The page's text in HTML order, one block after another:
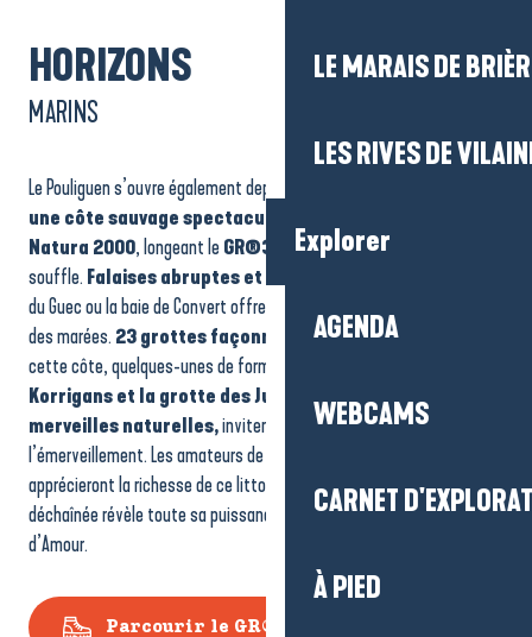
LE MARAIS DE
LES RIVES DE
Explorer
AGENDA
WEBCAMS
CARNET
À PIED
HORIZONS
MARINS
Le Pouliguen s’ouvre également depuis la pointe de Penchâteau sur
une côte sauvage spectaculaire
Natura 2000, longeant leGR®34
et ses panoramas à couper le
souffle. Falaises abruptes et criques isolées
du Guec ou la baie de Convert offrent des paysages changeants au fil
des marées. 23 grottes façonnées par l’érosion
cette côte, quelques-unes de formes curieuses.
Korrigans et la grotte des Jumelles, véritables
merveilles naturelles,invitent à la découverte et à
l’émerveillement. Les amateurs de randonnée ou de beaux panoramas
apprécieront la richesse de ce littoral préservé, où la mer calme ou
déchaînée révèle toute sa puissance et la beauté brute de la Côte
d’Amour.
Parcourir le GR®34